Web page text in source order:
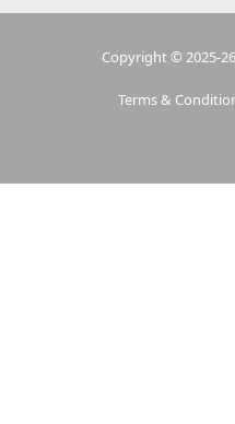
Copyright © 2025-
Terms &